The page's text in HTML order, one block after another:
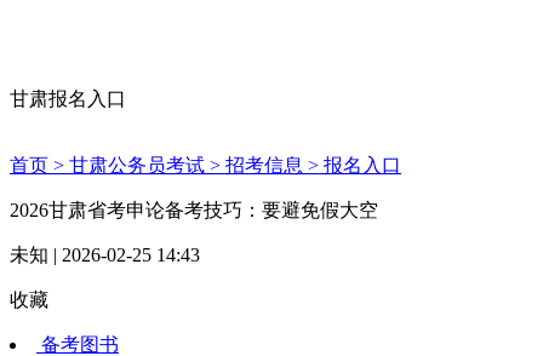
甘肃报名入口
首页 > 甘肃公务员考试 > 招考信息 > 报名入口
2026甘肃省考申论备考技巧：要避免假大空
未知 | 2026-02-25 14:43
收藏
备考图书